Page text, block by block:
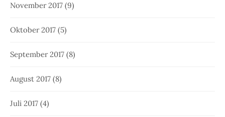
November 2017 (9)
Oktober 2017 (5)
September 2017 (8)
August 2017 (8)
Juli 2017 (4)